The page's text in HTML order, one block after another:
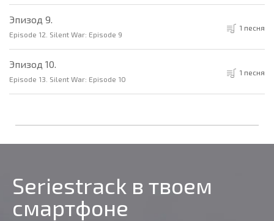
Эпизод 9.
Episode 12. Silent War: Episode 9
1 песня
Эпизод 10.
Episode 13. Silent War: Episode 10
1 песня
Seriestrack в твоем
смартфоне